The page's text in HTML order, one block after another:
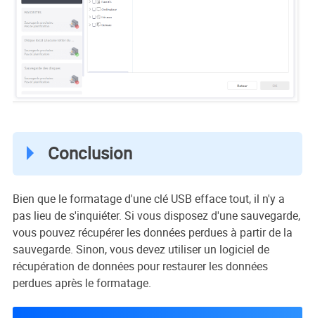
Conclusion
Bien que le formatage d'une clé USB efface tout, il n'y a
pas lieu de s'inquiéter. Si vous disposez d'une sauvegarde,
vous pouvez récupérer les données perdues à partir de la
sauvegarde. Sinon, vous devez utiliser un logiciel de
récupération de données pour restaurer les données
perdues après le formatage.